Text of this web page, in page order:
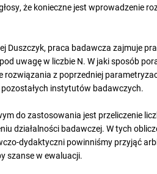
że konieczne jest wprowadzenie
Duszczyk, praca badawcza zajmuje
uwagę w liczbie N. W jaki sposób
rozwiązania z poprzedniej
instytutów badawczych.
do zastosowania jest przeliczenie
działalności badawczej. W tych
dydaktyczni powinniśmy przyjąć
szanse w ewaluacji.